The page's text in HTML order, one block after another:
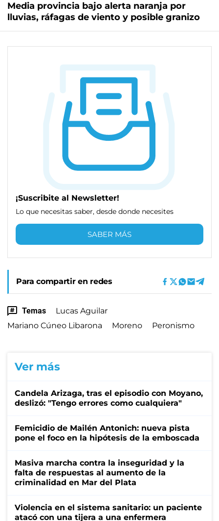
Media provincia bajo alerta naranja por
lluvias, ráfagas de viento y posible granizo
¡Suscribite al Newsletter!
Lo que necesitas saber, desde donde necesites
SABER MÁS
Para compartir en redes
Temas
Lucas Aguilar
Mariano Cúneo Libarona
Moreno Peronismo
Ver más
Candela Arizaga, tras el episodio con Moyano,
deslizó: "Tengo errores como cualquiera"
Femicidio de Mailén Antonich: nueva pista
pone el foco en la hipótesis de la emboscada
Masiva marcha contra la inseguridad y la
falta de respuestas al aumento de la
criminalidad en Mar del Plata
Violencia en el sistema sanitario: un paciente
atacó con una tijera a una enfermera